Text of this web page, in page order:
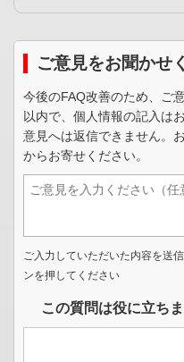
ご意見をお聞かせ
今後のFAQ改善のため、ご
以内で、個人情報の記入は
意見へは返信できません。
からお寄せください。
ご入力していただいた内容を送
ンを押してください
この質問は役に立ち